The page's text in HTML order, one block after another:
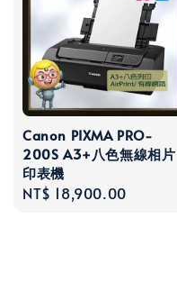
Canon PIXMA PRO-
200S A3+八色無線相片
印表機
Regular
NT$ 18,900.00